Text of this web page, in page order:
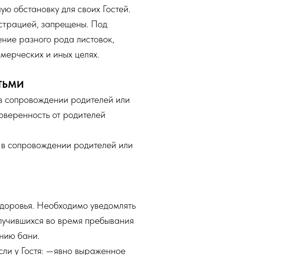
обстановку для своих Гостей.
запрещены. Под
разного рода листовок,
и иных целях.
сопровождении родителей или
от родителей
сопровождении родителей или
Необходимо уведомлять
во время пребывания
бани.
у Гостя: —явно выраженное